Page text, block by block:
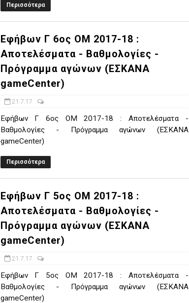
Περισσότερα
Εφήβων Γ 6ος ΟΜ 2017-18 :
Αποτελέσματα - Βαθμολογίες -
Πρόγραμμα αγώνων (ΕΣΚΑΝΑ
gameCenter)
21.7.17
Εφήβων Γ 6ος ΟΜ 2017-18 : Αποτελέσματα -
Βαθμολογίες - Πρόγραμμα αγώνων (ΕΣΚΑΝΑ
gameCenter)
Περισσότερα
Εφήβων Γ 5ος ΟΜ 2017-18 :
Αποτελέσματα - Βαθμολογίες -
Πρόγραμμα αγώνων (ΕΣΚΑΝΑ
gameCenter)
21.7.17
Εφήβων Γ 5ος ΟΜ 2017-18 : Αποτελέσματα -
Βαθμολογίες - Πρόγραμμα αγώνων (ΕΣΚΑΝΑ
gameCenter)